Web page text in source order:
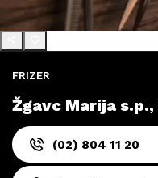
FRIZER
Žgavc Marija
(02) 804 11 20